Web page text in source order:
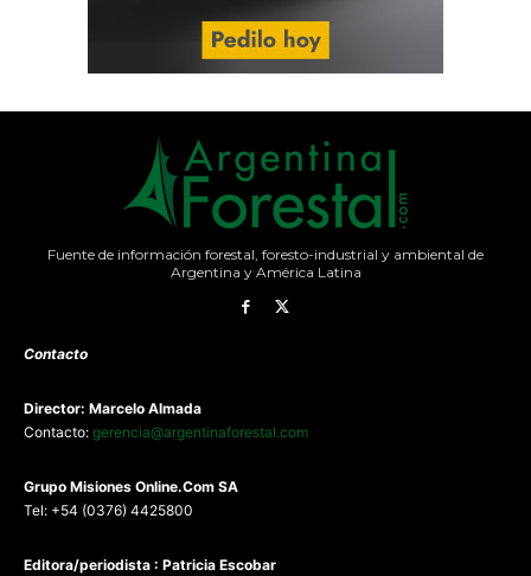
Fuente de información forestal, foresto-industrial y ambiental de
Argentina y América Latina
Contacto
Director: Marcelo Almada
Contacto: gerencia@argentinaforestal.com
Grupo Misiones Online.Com SA
Tel: +54 (0376) 4425800
Editora/periodista : Patricia Escobar